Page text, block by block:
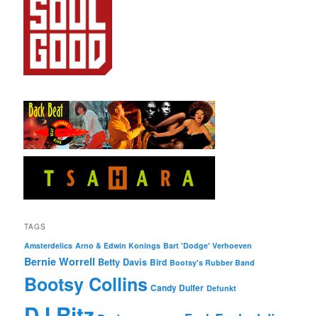
TAGS
Amsterdelics Arno & Edwin Konings Bart 'Dodge' Verhoeven
Bernie Worrell Betty Davis Bird Bootsy's Rubber Band
Bootsy Collins Candy Dulfer Defunkt